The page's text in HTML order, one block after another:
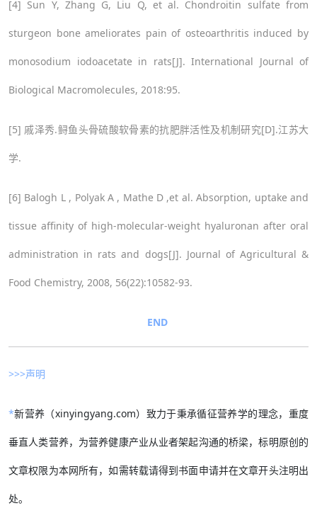
[4] Sun Y, Zhang G, Liu Q, et al. Chondroitin sulfate from
sturgeon bone ameliorates pain of osteoarthritis induced by
monosodium iodoacetate in rats[J]. International Journal of
Biological Macromolecules, 2018:95.
[5] 戚泽秀.鲟鱼头骨硫酸软骨素的抗肥胖活性及机制研究[D].江苏大
学.
[6] Balogh L , Polyak A , Mathe D ,et al. Absorption, uptake and
tissue affinity of high-molecular-weight hyaluronan after oral
administration in rats and dogs[J]. Journal of Agricultural &
Food Chemistry, 2008, 56(22):10582-93.
END
>>>声明
*新营养（xinyingyang.com）致力于秉承循征营养学的理念，重度
垂直人类营养，为营养健康产业从业者架起沟通的桥梁，标明原创的
文章权限为本网所有，如需转载请得到书面申请并在文章开头注明出
处。